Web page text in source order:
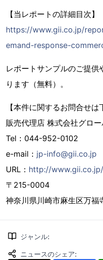
【当レポートの詳細目次】
https://www.gii.co.jp/
emand-response-
レポートサンプルのご提
ります（無料）。
【本件に関するお問合せは
販売代理店 株式会社グロ
Tel：044-952-0102
e-mail： jp-info@gii.co.jp
URL： http://www.gii.co.jp/
〒215-0004
神奈川県川崎市麻生区万
ジャンル:
ニュースのシェア: